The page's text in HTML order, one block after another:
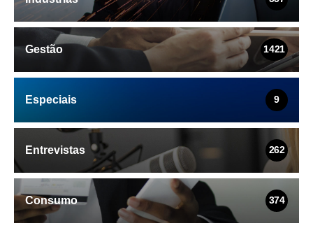
Gestão 1421
Especiais 9
Entrevistas 262
Consumo 374